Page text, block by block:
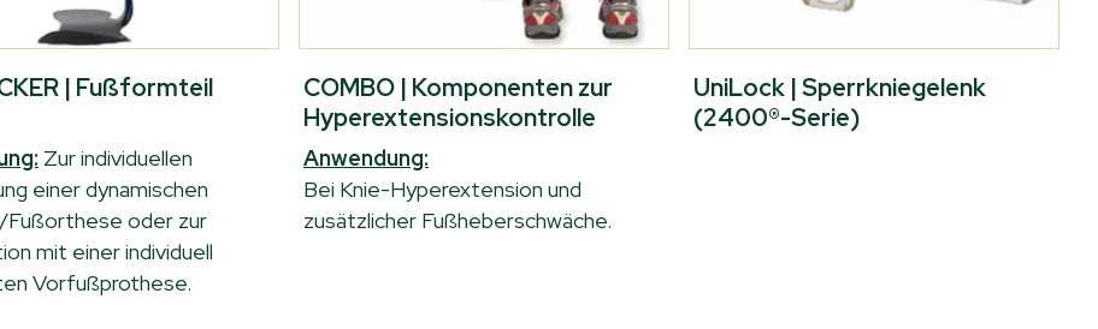
| Fußformteil
Zur individuellen
einer dynamischen
Fußorthese oder zur
mit einer individuell
Vorfußprothese.
COMBO | Komponenten zur
Hyperextensionskontrolle
Anwendung:
Bei Knie-Hyperextension und
zusätzlicher Fußheberschwäche.
UniLock | Sperrkniegelenk
(2400®-Serie)